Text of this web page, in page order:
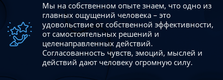
Мы на собственном опыте знаем, что одно из
главных ощущений человека – это
удовольствие от собственной эффективности,
от самостоятельных решений и
целенаправленных действий.
Согласованность чувств, эмоций, мыслей и
действий дают человеку огромную силу.